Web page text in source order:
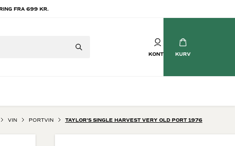
FRA 699 KR.
KONTO KURV
VIN PORTVIN TAYLOR'S SINGLE HARVEST VERY OLD PORT 1976